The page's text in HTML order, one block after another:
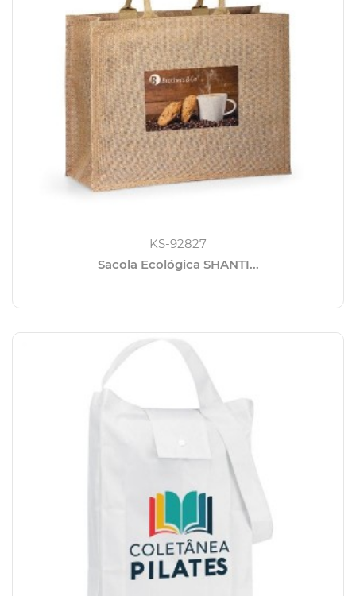
KS-92827
Sacola Ecológica SHANTI...